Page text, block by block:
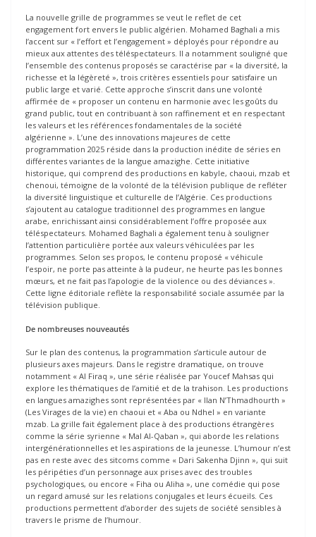
La nouvelle grille de programmes se veut le reflet de cet
engagement fort envers le public algérien. Mohamed Baghali a mis
l’accent sur « l’effort et l’engagement » déployés pour répondre au
mieux aux attentes des téléspectateurs. Il a notamment souligné que
l’ensemble des contenus proposés se caractérise par « la diversité, la
richesse et la légèreté », trois critères essentiels pour satisfaire un
public large et varié. Cette approche s’inscrit dans une volonté
affirmée de « proposer un contenu en harmonie avec les goûts du
grand public, tout en contribuant à son raffinement et en respectant
les valeurs et les références fondamentales de la société
algérienne ». L’une des innovations majeures de cette
programmation 2025 réside dans la production inédite de séries en
différentes variantes de la langue amazighe. Cette initiative
historique, qui comprend des productions en kabyle, chaoui, mzab et
chenoui, témoigne de la volonté de la télévision publique de refléter
la diversité linguistique et culturelle de l’Algérie. Ces productions
s’ajoutent au catalogue traditionnel des programmes en langue
arabe, enrichissant ainsi considérablement l’offre proposée aux
téléspectateurs. Mohamed Baghali a également tenu à souligner
l’attention particulière portée aux valeurs véhiculées par les
programmes. Selon ses propos, le contenu proposé « véhicule
l’espoir, ne porte pas atteinte à la pudeur, ne heurte pas les bonnes
mœurs, et ne fait pas l’apologie de la violence ou des déviances ».
Cette ligne éditoriale reflète la responsabilité sociale assumée par la
télévision publique.
De nombreuses nouveautés
Sur le plan des contenus, la programmation s’articule autour de
plusieurs axes majeurs. Dans le registre dramatique, on trouve
notamment « Al Firaq », une série réalisée par Youcef Mahsas qui
explore les thématiques de l’amitié et de la trahison. Les productions
en langues amazighes sont représentées par « Ilan N’Thmadhourth »
(Les Virages de la vie) en chaoui et « Aba ou Ndhel » en variante
mzab. La grille fait également place à des productions étrangères
comme la série syrienne « Mal Al-Qaban », qui aborde les relations
intergénérationnelles et les aspirations de la jeunesse. L’humour n’est
pas en reste avec des sitcoms comme « Dari Sakenha Djinn », qui suit
les péripéties d’un personnage aux prises avec des troubles
psychologiques, ou encore « Fiha ou Aliha », une comédie qui pose
un regard amusé sur les relations conjugales et leurs écueils. Ces
productions permettent d’aborder des sujets de société sensibles à
travers le prisme de l’humour.